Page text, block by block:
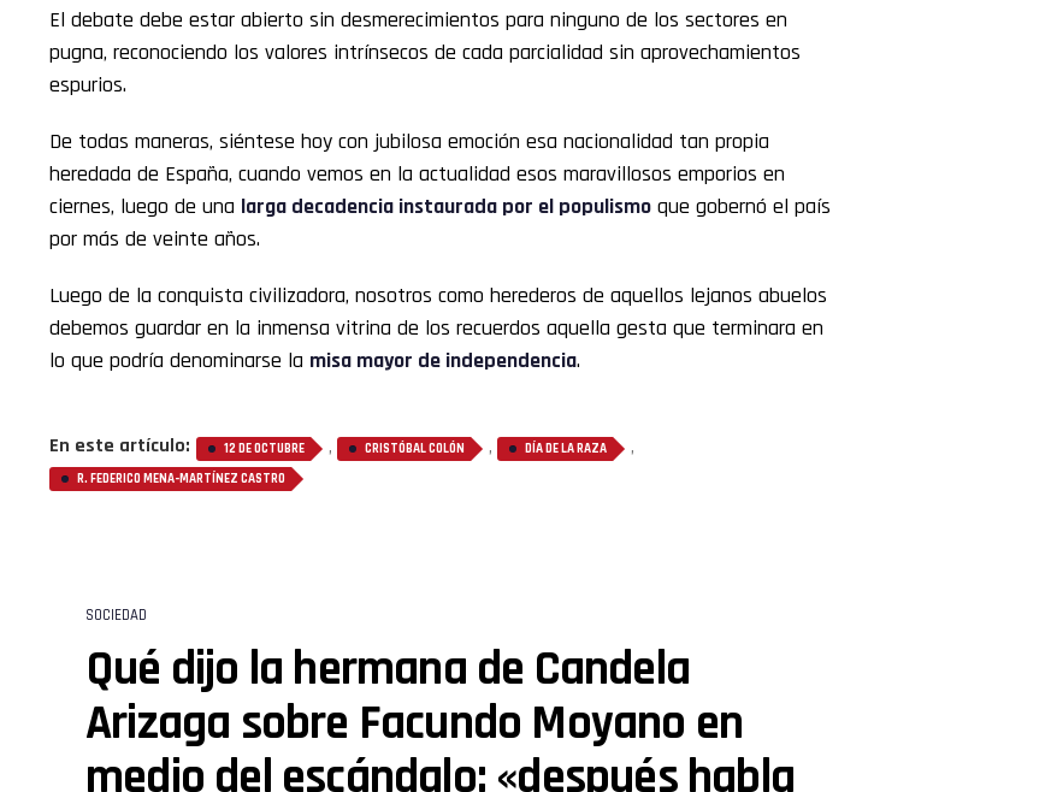
El debate debe estar abierto sin desmerecimientos para ninguno de los sectores en
pugna, reconociendo los valores intrínsecos de cada parcialidad sin aprovechamientos
espurios.
De todas maneras, siéntese hoy con jubilosa emoción esa nacionalidad tan propia
heredada de España, cuando vemos en la actualidad esos maravillosos emporios en
ciernes, luego de una larga decadencia instaurada por el populismo que gobernó el país
por más de veinte años.
Luego de la conquista civilizadora, nosotros como herederos de aquellos lejanos abuelos
debemos guardar en la inmensa vitrina de los recuerdos aquella gesta que terminara en
lo que podría denominarse la misa mayor de independencia.
En este artículo: 12 DE OCTUBRE , CRISTÓBAL COLÓN , DÍA DE LA RAZA ,
R. FEDERICO MENA-MARTÍNEZ CASTRO
SOCIEDAD
Qué dijo la hermana de Candela
Arizaga sobre Facundo Moyano en
medio del escándalo: «después habla